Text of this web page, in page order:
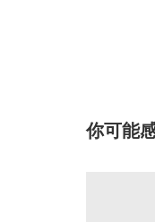
你可能